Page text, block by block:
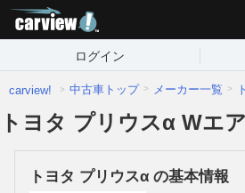
ログイン
carview! 中古車トップ メーカー一覧
トヨタ プリウスα Wエ
トヨタ プリウスα の基本情報